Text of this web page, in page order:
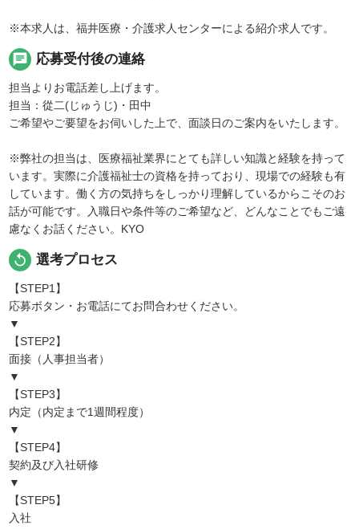
※本求人は、福井医療・介護求人センターによる紹介求人です。
chat 応募受付後の連絡
担当よりお電話差し上げます。
担当：從二(じゅうじ)・田中
ご希望やご要望をお伺いした上で、面談日のご案内をいたします。
※弊社の担当は、医療福祉業界にとても詳しい知識と経験を持って
います。実際に介護福祉士の資格を持っており、現場での経験も有
しています。働く方の気持ちをしっかり理解しているからこそのお
話が可能です。入職日や条件等のご希望など、どんなことでもご遠
慮なくお話ください。KYO
replay 選考プロセス
【STEP1】
応募ボタン・お電話にてお問合わせください。
▼
【STEP2】
面接（人事担当者）
▼
【STEP3】
内定（内定まで1週間程度）
▼
【STEP4】
契約及び入社研修
▼
【STEP5】
入社